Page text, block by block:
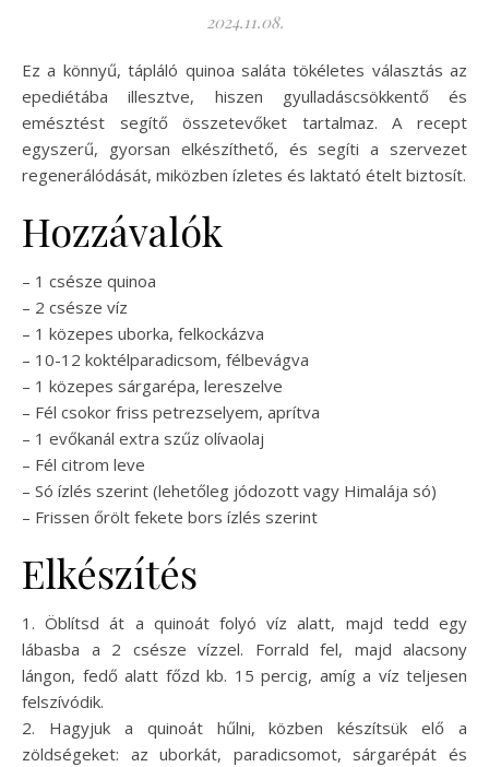
2024.11.08.
Ez a könnyű, tápláló quinoa saláta tökéletes választás az
epediétába illesztve, hiszen gyulladáscsökkentő és
emésztést segítő összetevőket tartalmaz. A recept
egyszerű, gyorsan elkészíthető, és segíti a szervezet
regenerálódását, miközben ízletes és laktató ételt biztosít.
Hozzávalók
– 1 csésze quinoa
– 2 csésze víz
– 1 közepes uborka, felkockázva
– 10-12 koktélparadicsom, félbevágva
– 1 közepes sárgarépa, lereszelve
– Fél csokor friss petrezselyem, aprítva
– 1 evőkanál extra szűz olívaolaj
– Fél citrom leve
– Só ízlés szerint (lehetőleg jódozott vagy Himalája só)
– Frissen őrölt fekete bors ízlés szerint
Elkészítés
1. Öblítsd át a quinoát folyó víz alatt, majd tedd egy
lábasba a 2 csésze vízzel. Forrald fel, majd alacsony
lángon, fedő alatt főzd kb. 15 percig, amíg a víz teljesen
felszívódik.
2. Hagyjuk a quinoát hűlni, közben készítsük elő a
zöldségeket: az uborkát, paradicsomot, sárgarépát és